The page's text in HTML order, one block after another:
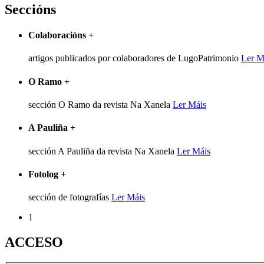
Seccións
Colaboracións +
artigos publicados por colaboradores de LugoPatrimonio Ler
O Ramo +
sección O Ramo da revista Na Xanela Ler Máis
A Pauliña +
sección A Pauliña da revista Na Xanela Ler Máis
Fotolog +
sección de fotografías Ler Máis
1
ACCESO